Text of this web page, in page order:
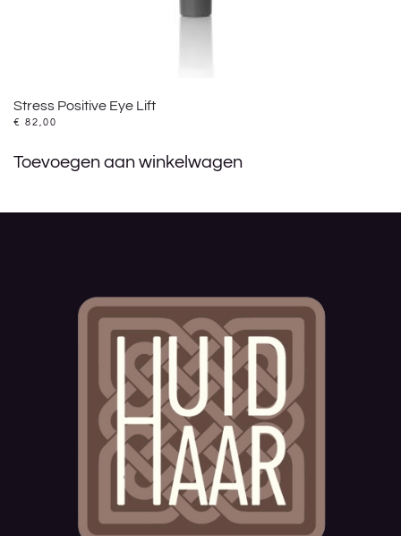
Stress Positive Eye Lift
€ 82,00
Toevoegen aan winkelwagen